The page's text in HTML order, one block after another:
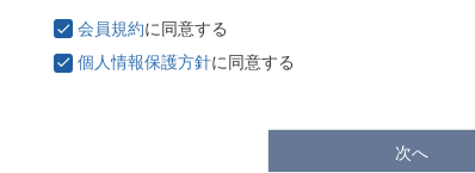
須
)
会員規約に同意する
個人情報保護方針に同意する
次へ